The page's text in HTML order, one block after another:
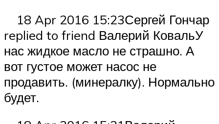
18 Apr 2016 15:23Сергей Гончар
replied to friend Валерий КовальУ
нас жидкое масло не страшно. А
вот густое может насос не
продавить. (минералку). Нормально
будет.